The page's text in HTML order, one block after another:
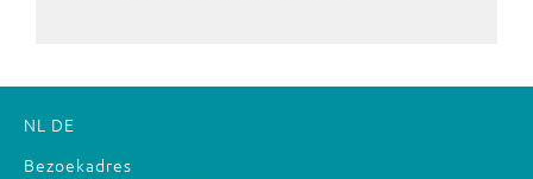
NL DE
Bezoekadres